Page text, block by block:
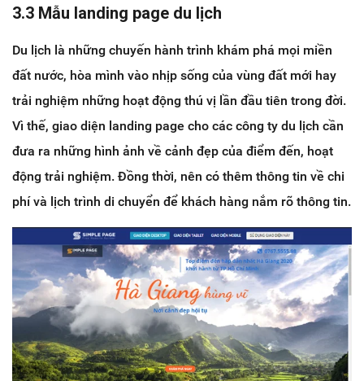
3.3 Mẫu landing page du lịch
Du lịch là những chuyến hành trình khám phá mọi miền
đất nước, hòa mình vào nhịp sống của vùng đất mới hay
trải nghiệm những hoạt động thú vị lần đầu tiên trong đời.
Vì thế, giao diện landing page cho các công ty du lịch cần
đưa ra những hình ảnh về cảnh đẹp của điểm đến, hoạt
động trải nghiệm. Đồng thời, nên có thêm thông tin về chi
phí và lịch trình di chuyển để khách hàng nắm rõ thông tin.